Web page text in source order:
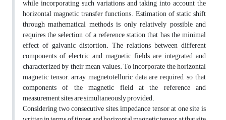
while incorporating such variations and taking into account the
horizontal magnetic transfer functions. Estimation of static shift
through mathematical methods is only relatively possible and
requires the selection of a reference station that has the minimal
effect of galvanic distortion. The relations between different
components of electric and magnetic fields are integrated and
characterized by their mean values. To incorporate the horizontal
magnetic tensor, array magnetotelluric data are required, so that
components of the magnetic field at the reference and
measurement sites are simultaneously provided.
Considering two consecutive sites, impedance tensor at one site is